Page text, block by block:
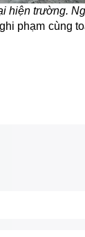
hiện trường.
phạm cùng